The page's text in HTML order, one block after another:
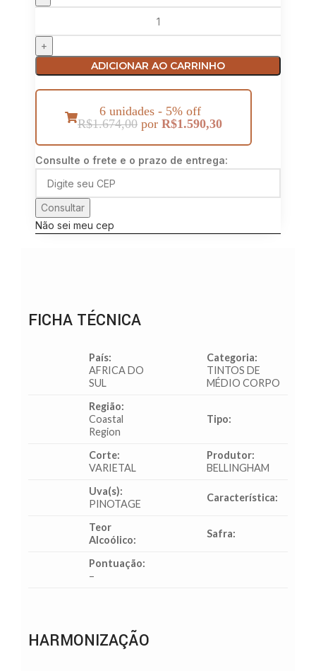
ADICIONAR AO CARRINHO
6 unidades - 5% off
R$1.674,00 por R$1.590,30
Consulte o frete e o prazo de entrega:
Consultar
Não sei meu cep
FICHA TÉCNICA
País:
AFRICA DO
SUL
Categoria:
TINTOS DE
MÉDIO CORPO
Região:
Coastal
Region
Tipo:
Corte:
VARIETAL
Produtor:
BELLINGHAM
Uva(s):
PINOTAGE
Característica:
Teor
Alcoólico:
Safra:
Pontuação:
–
HARMONIZAÇÃO